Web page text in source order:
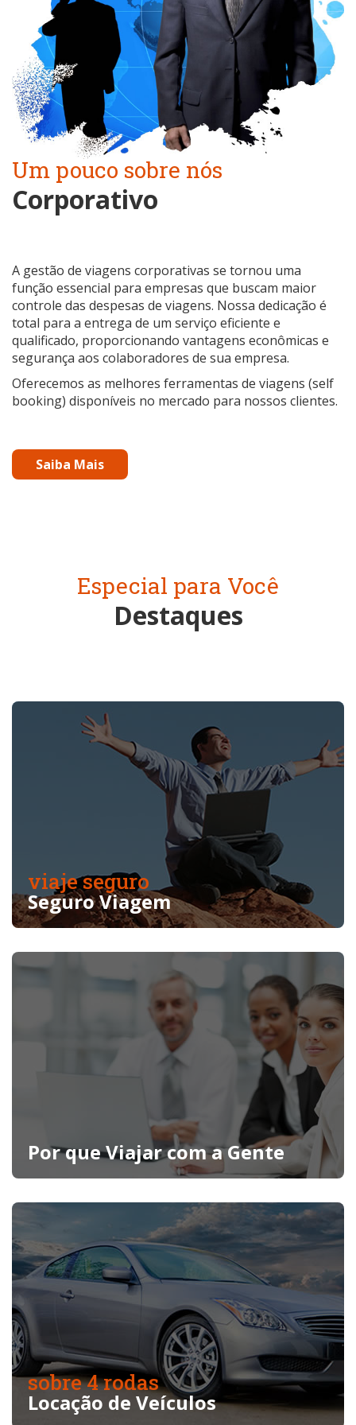
Um pouco sobre nós
Corporativo
A gestão de viagens corporativas se tornou uma
função essencial para empresas que buscam maior
controle das despesas de viagens. Nossa dedicação é
total para a entrega de um serviço eficiente e
qualificado, proporcionando vantagens econômicas e
segurança aos colaboradores de sua empresa.
Oferecemos as melhores ferramentas de viagens (self
booking) disponíveis no mercado para nossos clientes.
Saiba Mais
Especial para Você
Destaques
viaje seguro
Seguro Viagem
Por que Viajar com a Gente
sobre 4 rodas
Locação de Veículos